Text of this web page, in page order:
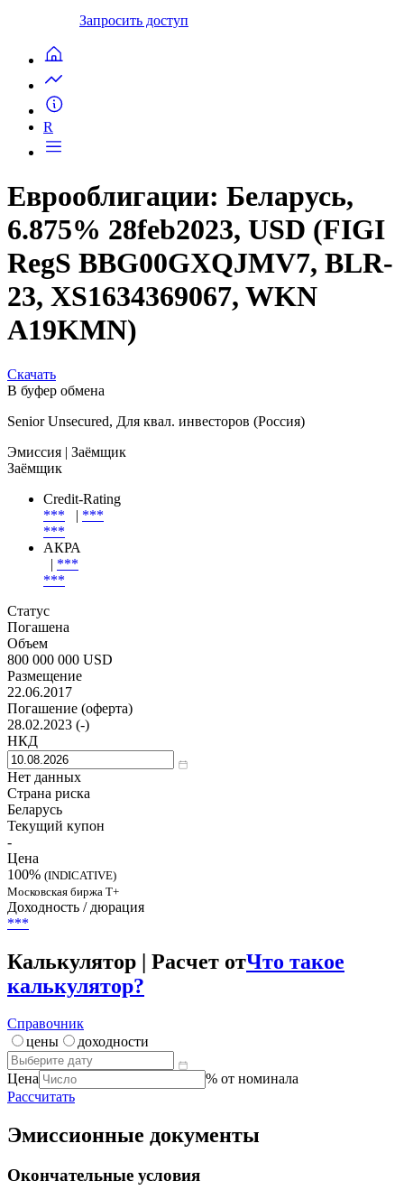
Запросить доступ
R
Еврооблигации: Беларусь,
6.875% 28feb2023, USD (FIGI
RegS BBG00GXQJMV7, BLR-
23, XS1634369067, WKN
A19KMN)
Скачать
В буфер обмена
Senior Unsecured, Для квал. инвесторов (Россия)
Эмиссия | Заёмщик
Заёмщик
Credit-Rating
***
| ***
***
АКРА
| ***
***
Статус
Погашена
Объем
800 000 000 USD
Размещение
22.06.2017
Погашение (оферта)
28.02.2023 (-)
НКД
Нет данных
Страна риска
Беларусь
Текущий купон
-
Цена
100% (INDICATIVE)
Московская биржа Т+
Доходность / дюрация
***
Калькулятор | Расчет отЧто такое
калькулятор?
Справочник
цены
доходности
Цена
% от номинала
Рассчитать
Эмиссионные документы
Окончательные условия